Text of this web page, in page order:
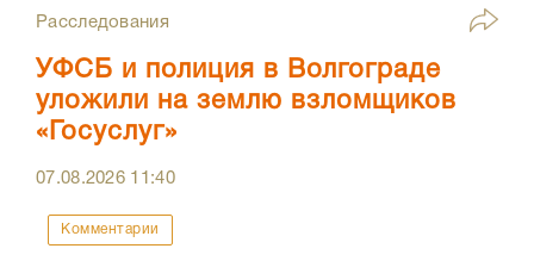
Расследования
УФСБ и полиция в Волгограде
уложили на землю взломщиков
«Госуслуг»
07.08.2026 11:40
Комментарии